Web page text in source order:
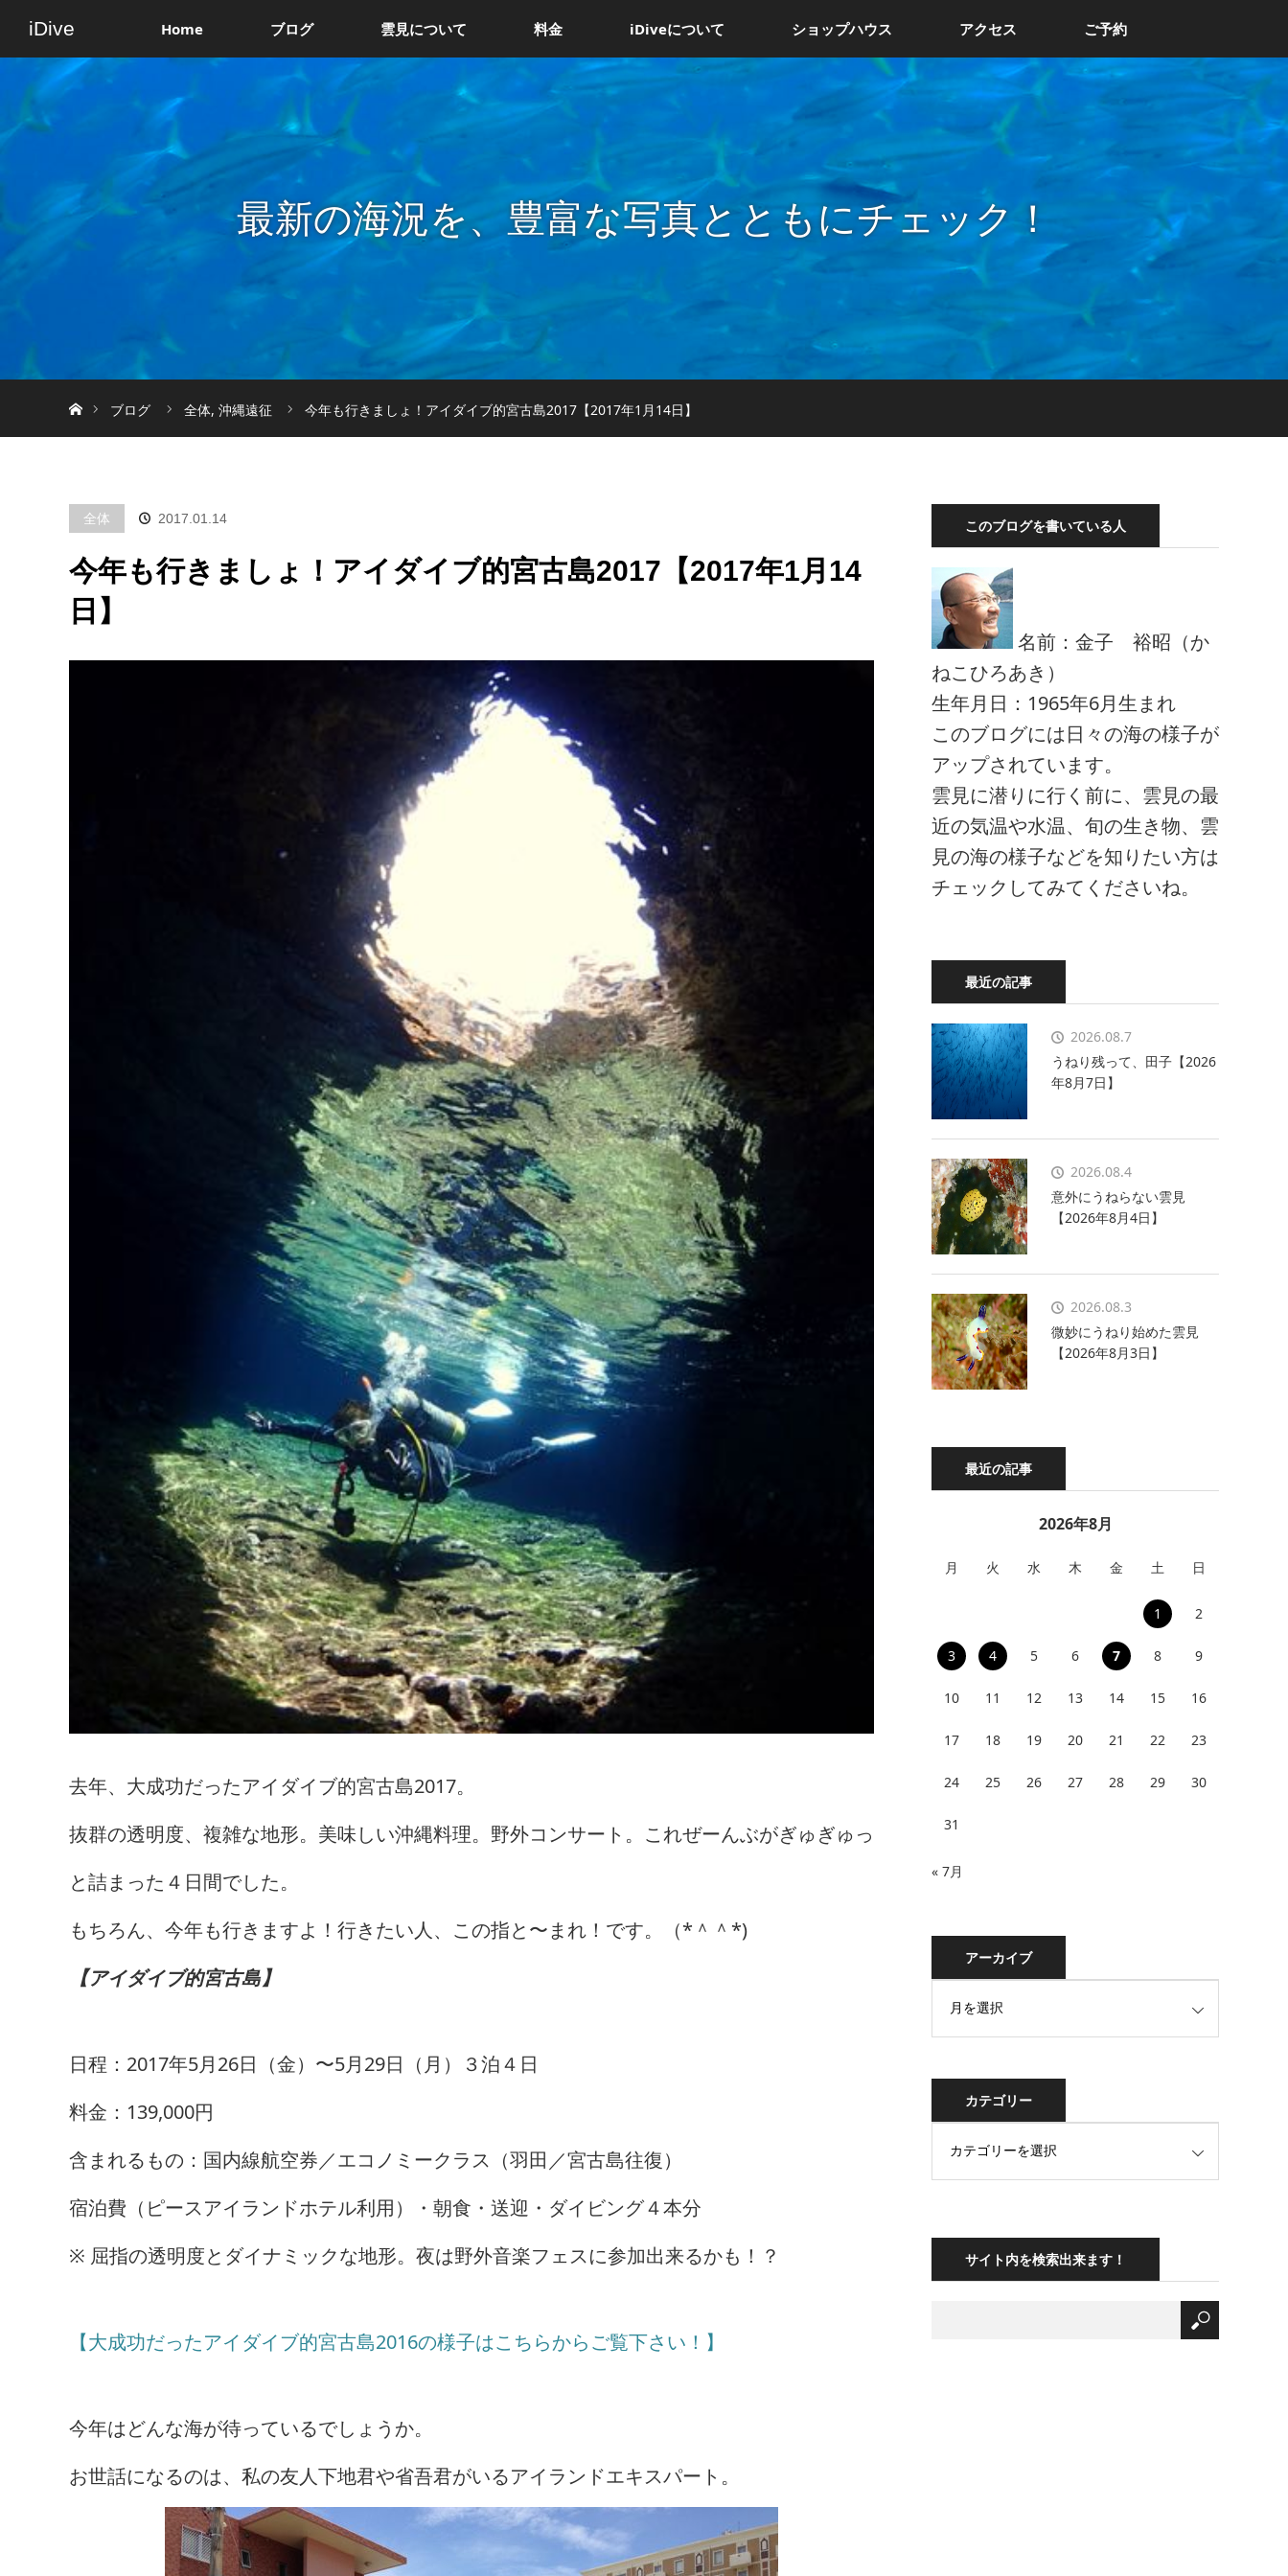
iDive Home ブログ 雲見について 料金 iDiveについて ショップハウス アクセス ご予約
最新の海況を、豊富な写真とともにチェック！
ブログ
全体, 沖縄遠征 今年も行きましょ！アイダイブ的宮古島2017【2017年1月14日】
全体 2017.01.14
今年も行きましょ！アイダイブ的宮古島2017【2017年1月14
日】
去年、大成功だったアイダイブ的宮古島2017。
抜群の透明度、複雑な地形。美味しい沖縄料理。野外コンサート。これぜーんぶがぎゅぎゅっ
と詰まった４日間でした。
もちろん、今年も行きますよ！行きたい人、この指と〜まれ！です。（*＾＾*)
【アイダイブ的宮古島】
日程：2017年5月26日（金）〜5月29日（月）３泊４日
料金：139,000円
含まれるもの：国内線航空券／エコノミークラス（羽田／宮古島往復）
宿泊費（ピースアイランドホテル利用）・朝食・送迎・ダイビング４本分
※ 屈指の透明度とダイナミックな地形。夜は野外音楽フェスに参加出来るかも！？
【大成功だったアイダイブ的宮古島2016の様子はこちらからご覧下さい！】
今年はどんな海が待っているでしょうか。
お世話になるのは、私の友人下地君や省吾君がいるアイランドエキスパート。
このブログを書いている人
名前：金子 裕昭（か
ねこひろあき）
生年月日：1965年6月生まれ
このブログには日々の海の様子が
アップされています。
雲見に潜りに行く前に、雲見の最
近の気温や水温、旬の生き物、雲
見の海の様子などを知りたい方は
チェックしてみてくださいね。
最近の記事
2026.08.7
うねり残って、田子【2026
年8月7日】
2026.08.4
意外にうねらない雲見
【2026年8月4日】
2026.08.3
微妙にうねり始めた雲見
【2026年8月3日】
最近の記事
2026年8月
月 火 水 木 金 土 日
1 2
3 4 5 6 7 8 9
10 11 12 13 14 15 16
17 18 19 20 21 22 23
24 25 26 27 28 29 30
31
« 7月
アーカイブ
カテゴリー
サイト内を検索出来ます！